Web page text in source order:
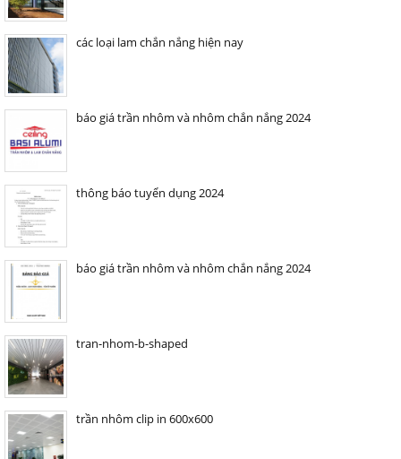
các loại lam chắn nắng hiện nay
báo giá trần nhôm và nhôm chắn nắng 2024
thông báo tuyển dụng 2024
báo giá trần nhôm và nhôm chắn nắng 2024
tran-nhom-b-shaped
trần nhôm clip in 600x600